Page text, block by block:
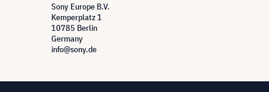
Sony Europe B.V.
Kemperplatz 1
10785 Berlin
Germany
info@sony.de